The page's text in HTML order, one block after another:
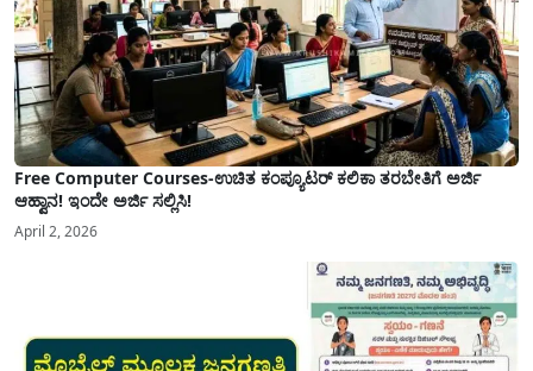
Free Computer Courses-ಉಚಿತ ಕಂಪ್ಯೂಟರ್ ಕಲಿಕಾ ತರಬೇತಿಗೆ ಅರ್ಜಿ
ಆಹ್ವಾನ! ಇಂದೇ ಅರ್ಜಿ ಸಲ್ಲಿಸಿ!
April 2, 2026